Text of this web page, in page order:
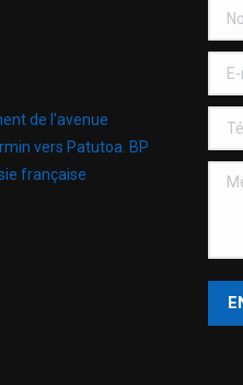
de l'avenue
vers Patutoa. BP
française
Nom *
E-